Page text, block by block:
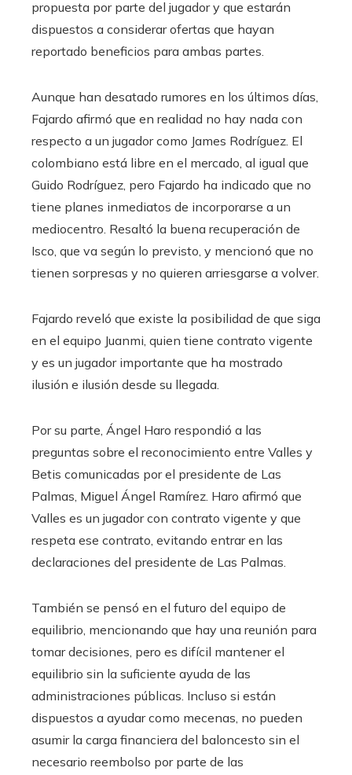
propuesta por parte del jugador y que estarán
dispuestos a considerar ofertas que hayan
reportado beneficios para ambas partes.
Aunque han desatado rumores en los últimos días,
Fajardo afirmó que en realidad no hay nada con
respecto a un jugador como James Rodríguez. El
colombiano está libre en el mercado, al igual que
Guido Rodríguez, pero Fajardo ha indicado que no
tiene planes inmediatos de incorporarse a un
mediocentro. Resaltó la buena recuperación de
Isco, que va según lo previsto, y mencionó que no
tienen sorpresas y no quieren arriesgarse a volver.
Fajardo reveló que existe la posibilidad de que siga
en el equipo Juanmi, quien tiene contrato vigente
y es un jugador importante que ha mostrado
ilusión e ilusión desde su llegada.
Por su parte, Ángel Haro respondió a las
preguntas sobre el reconocimiento entre Valles y
Betis comunicadas por el presidente de Las
Palmas, Miguel Ángel Ramírez. Haro afirmó que
Valles es un jugador con contrato vigente y que
respeta ese contrato, evitando entrar en las
declaraciones del presidente de Las Palmas.
También se pensó en el futuro del equipo de
equilibrio, mencionando que hay una reunión para
tomar decisiones, pero es difícil mantener el
equilibrio sin la suficiente ayuda de las
administraciones públicas. Incluso si están
dispuestos a ayudar como mecenas, no pueden
asumir la carga financiera del baloncesto sin el
necesario reembolso por parte de las